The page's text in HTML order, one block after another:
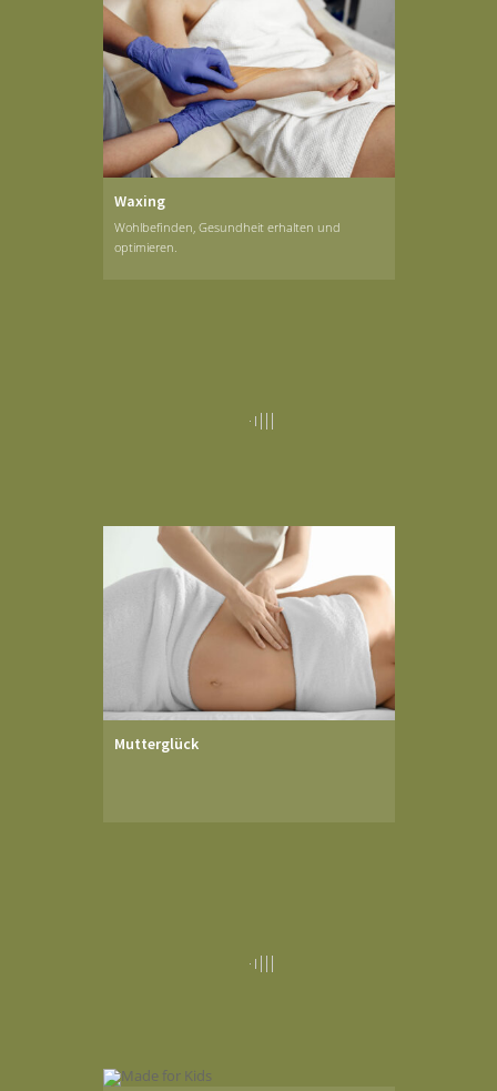
Waxing
Wohlbefinden, Gesundheit erhalten und
optimieren.
Mutterglück